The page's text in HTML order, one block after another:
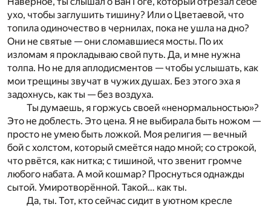
ухо, чтобы заглушить тишину? Или о Цветаевой, что
топила одиночество в чернилах, пока не ушла на дно?
Они не святые — они сломавшиеся мосты. По их
изломам я прокладываю свой путь. Да, и мне нужна
толпа. Но не для аплодисментов — чтобы услышать, как
мои трещины звучат в чужих душах. Без этого эха я
задохнусь, как ты — без воздуха.
Ты думаешь, я горжусь своей «ненормальностью»?
Это не доблесть. Это цена. Я не выбирала быть ножом —
просто не умею быть ложкой. Моя религия — вечный
бой с холстом, который смеётся надо мной; со строкой,
что рвётся, как нитка; с тишиной, что звенит громче
любого набата. А мой кошмар? Проснуться однажды
сытой. Умиротворённой. Такой… как ты.
Да, ты. Тот, кто сейчас сидит в уютном кресле